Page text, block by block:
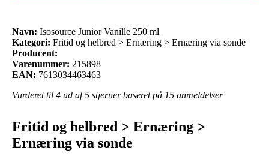
Navn: Isosource Junior Vanille 250 ml
Kategori: Fritid og helbred > Ernæring > Ernæring via sonde
Producent:
Varenummer: 215898
EAN: 7613034463463
Vurderet til 4 ud af 5 stjerner baseret på 15 anmeldelser
Fritid og helbred > Ernæring >
Ernæring via sonde